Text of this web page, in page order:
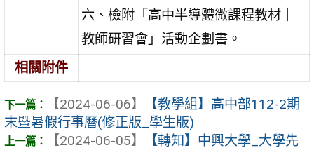
六、檢附「高中半導體微課程教材｜
教師研習會」活動企劃書。
相關附件
【2024-06-06】
【教學組】高中部112-2期
末暨暑假行事曆(修正版_學生版)
【2024-06-05】
【轉知】中興大學_大學先